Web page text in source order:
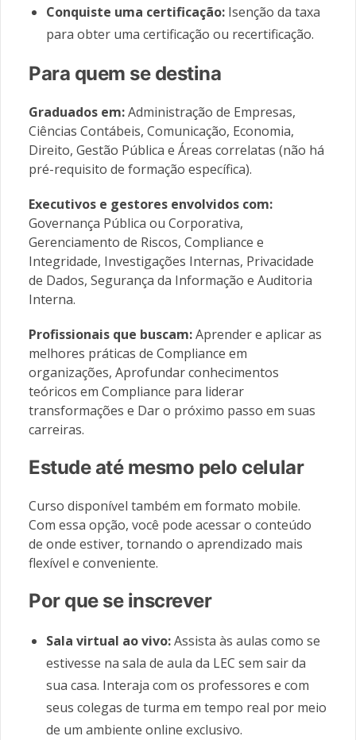
Conquiste uma certificação: Isenção da taxa
para obter uma certificação ou recertificação.
Para quem se destina
Graduados em:Administração de Empresas,
Ciências Contábeis, Comunicação, Economia,
Direito, Gestão Pública e Áreas correlatas (não há
pré-requisito de formação específica).
Executivos e gestores envolvidos com:
Governança Pública ou Corporativa,
Gerenciamento de Riscos, Compliance e
Integridade, Investigações Internas, Privacidade
de Dados, Segurança da Informação e Auditoria
Interna.
Profissionais que buscam:Aprender e aplicar as
melhores práticas de Compliance em
organizações, Aprofundar conhecimentos
teóricos em Compliance para liderar
transformações e Dar o próximo passo em suas
carreiras.
Estude até mesmo pelo celular
Curso disponível também em formato mobile.
Com essa opção, você pode acessar o conteúdo
de onde estiver, tornando o aprendizado mais
flexível e conveniente.
Por que se inscrever
Sala virtual ao vivo:Assista às aulas como se
estivesse na sala de aula da LEC sem sair da
sua casa. Interaja com os professores e com
seus colegas de turma em tempo real por meio
de um ambiente online exclusivo.